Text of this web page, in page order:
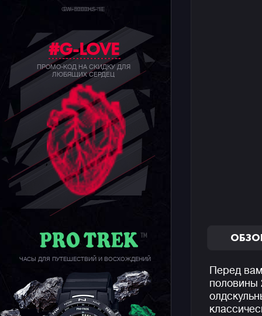
GW-5000HS-1E
#G-LOVE
ПРОМО-КОД НА СКИДКУ ДЛЯ
ЛЮБЯЩИХ СЕРДЕЦ
ЧАСЫ ДЛЯ ПУТЕШЕСТВИЙ И ВОСХОЖДЕНИЙ
Перед
половины